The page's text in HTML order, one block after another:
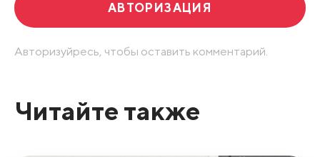
АВТОРИЗАЦИЯ
Авторизуйресь, чтобы оставить комментарий.
Читайте также